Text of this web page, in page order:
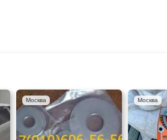
Москва Москва